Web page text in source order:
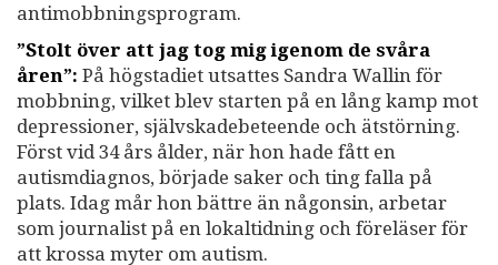
antimobbningsprogram.
”Stolt över att jag tog mig igenom de svåra
åren”: På högstadiet utsattes Sandra Wallin för
mobbning, vilket blev starten på en lång kamp mot
depressioner, självskadebeteende och ätstörning.
Först vid 34 års ålder, när hon hade fått en
autismdiagnos, började saker och ting falla på
plats. Idag mår hon bättre än någonsin, arbetar
som journalist på en lokaltidning och föreläser för
att krossa myter om autism.